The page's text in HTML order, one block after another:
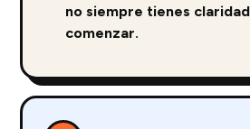
no siempre tienes
comenzar.